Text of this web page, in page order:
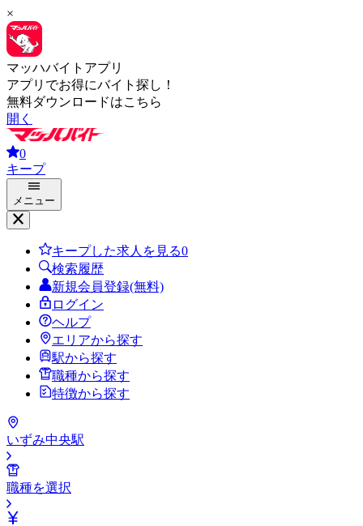
×
マッハバイトアプリ
アプリでお得にバイト探し！
無料ダウンロードはこちら
開く
0
キープ
メニュー
キープした求人を見る0
検索履歴
新規会員登録(無料)
ログイン
ヘルプ
エリアから探す
駅から探す
職種から探す
特徴から探す
いずみ中央駅
職種を選択